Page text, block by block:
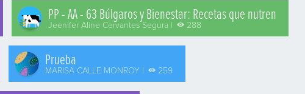
PP - AA - 63 Búlgaros y Bienestar: Recetas que nutren
Jeenifer Aline Cervantes Segura | 288
Prueba
MARISA CALLE MONROY | 259